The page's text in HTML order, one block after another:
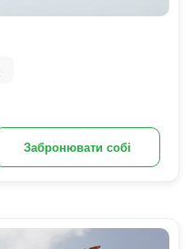
Забронювати собі